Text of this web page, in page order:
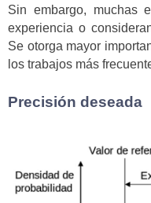
Sin embargo, muchas
experiencia o
Se otorga mayor
los trabajos más
Precisión deseada